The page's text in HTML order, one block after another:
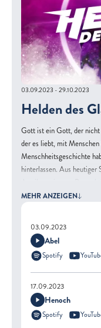
03.09.2023 - 29.10.2023
Helden des
Gott ist ein Gott, der nicht
der es liebt, mit
Menschheitsgeschichte
hinterlassen. Aus heutiger
galten sie oft alles andere
inspirieren, unsere eigene
auch heraus, Gottes
Gemeinsam wollen wir
eigenen Leben und
Warum? Weil letztlich
MEHR ANZEIGEN
03.09.2023
Abel
Spotify
17.09.2023
Henoch
Spotify